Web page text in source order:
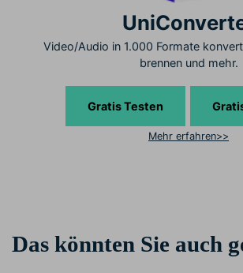
Video/Audio in 1.000 Formate
brennen und mehr.
Gratis Testen
Mehr erfahren>>
Das könnten Sie auch